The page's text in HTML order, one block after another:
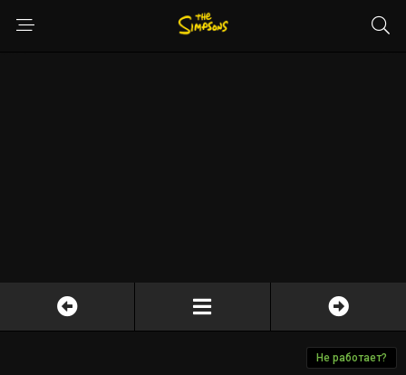
Не работает?